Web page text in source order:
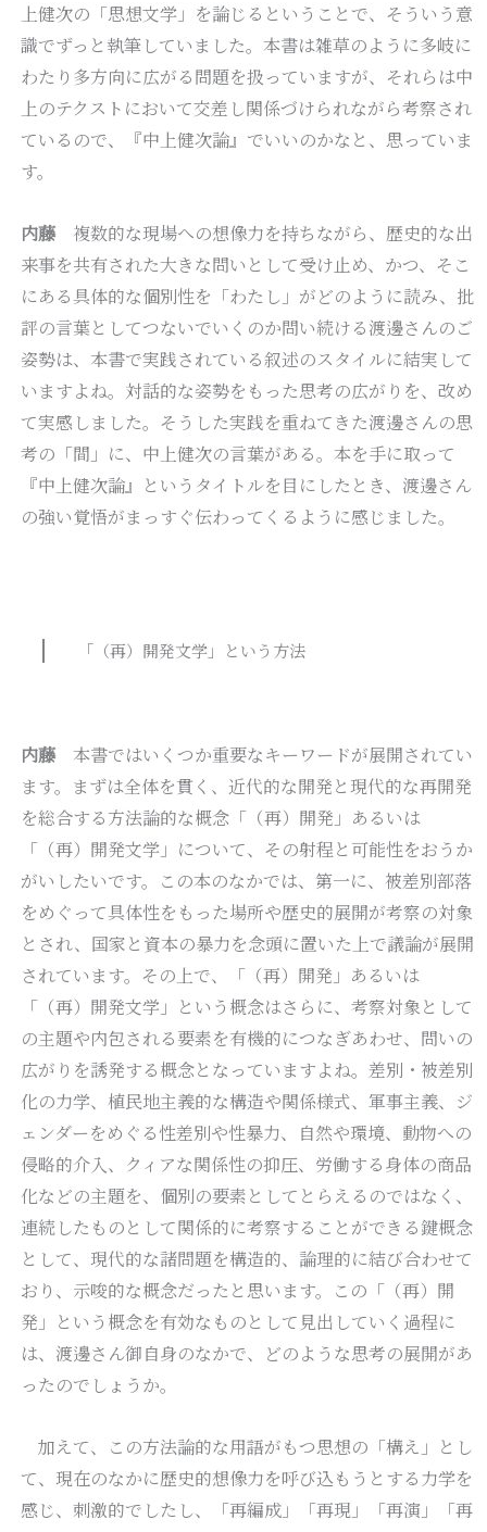
上健次の「思想文学」を論じるということで、そういう意
識でずっと執筆していました。本書は雑草のように多岐に
わたり多方向に広がる問題を扱っていますが、それらは中
上のテクストにおいて交差し関係づけられながら考察され
ているので、『中上健次論』でいいのかなと、思っていま
す。
内藤複数的な現場への想像力を持ちながら、歴史的な出
来事を共有された大きな問いとして受け止め、かつ、そこ
にある具体的な個別性を「わたし」がどのように読み、批
評の言葉としてつないでいくのか問い続ける渡邊さんのご
姿勢は、本書で実践されている叙述のスタイルに結実して
いますよね。対話的な姿勢をもった思考の広がりを、改め
て実感しました。そうした実践を重ねてきた渡邊さんの思
考の「間」に、中上健次の言葉がある。本を手に取って
『中上健次論』というタイトルを目にしたとき、渡邊さん
の強い覚悟がまっすぐ伝わってくるように感じました。
「（再）開発文学」という方法
内藤本書ではいくつか重要なキーワードが展開されてい
ます。まずは全体を貫く、近代的な開発と現代的な再開発
を総合する方法論的な概念「（再）開発」あるいは
「（再）開発文学」について、その射程と可能性をおうか
がいしたいです。この本のなかでは、第一に、被差別部落
をめぐって具体性をもった場所や歴史的展開が考察の対象
とされ、国家と資本の暴力を念頭に置いた上で議論が展開
されています。その上で、「（再）開発」あるいは
「（再）開発文学」という概念はさらに、考察対象として
の主題や内包される要素を有機的につなぎあわせ、問いの
広がりを誘発する概念となっていますよね。差別・被差別
化の力学、植民地主義的な構造や関係様式、軍事主義、ジ
ェンダーをめぐる性差別や性暴力、自然や環境、動物への
侵略的介入、クィアな関係性の抑圧、労働する身体の商品
化などの主題を、個別の要素としてとらえるのではなく、
連続したものとして関係的に考察することができる鍵概念
として、現代的な諸問題を構造的、論理的に結び合わせて
おり、示唆的な概念だったと思います。この「（再）開
発」という概念を有効なものとして見出していく過程に
は、渡邊さん御自身のなかで、どのような思考の展開があ
ったのでしょうか。
加えて、この方法論的な用語がもつ思想の「構え」とし
て、現在のなかに歴史的想像力を呼び込もうとする力学を
感じ、刺激的でしたし、「再編成」「再現」「再演」「再